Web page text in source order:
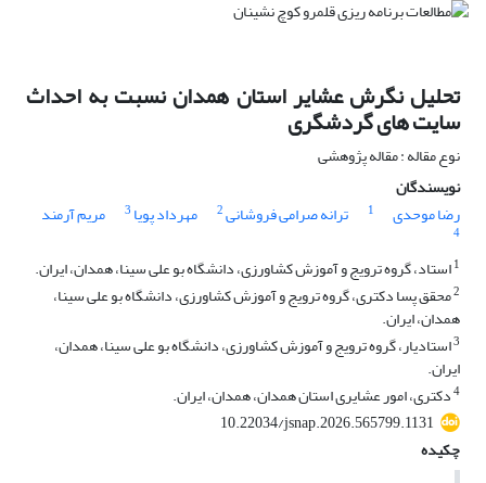
تحلیل نگرش عشایر استان همدان نسبت به احداث
سایت های گردشگری
نوع مقاله : مقاله پژوهشی
نویسندگان
رضا موحدی
1 ترانه صرامی فروشانی2 مهرداد پویا 3 مریم آرمند
4
1استاد، گروه ترویج و آموزش کشاورزی، دانشگاه بو علی سینا، همدان، ایران.
2محقق پسا دکتری، گروه ترویج و آموزش کشاورزی، دانشگاه بو علی سینا،
همدان، ایران.
3استادیار، گروه ترویج و آموزش کشاورزی، دانشگاه بو علی سینا، همدان،
ایران.
4دکتری، امور عشایری استان همدان، همدان، ایران.
10.22034/jsnap.2026.565799.1131
چکیده